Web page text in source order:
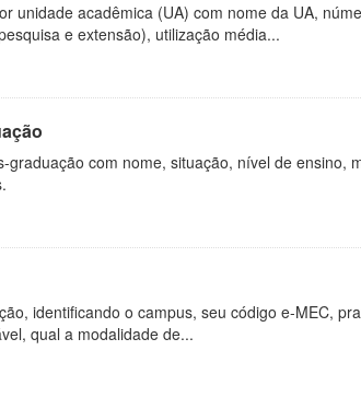
unidade acadêmica (UA) com nome da UA,
e extensão), utilização média...
graduação com nome, situação, nível de ensino,
identificando o campus, seu código e-MEC,
qual a modalidade de...